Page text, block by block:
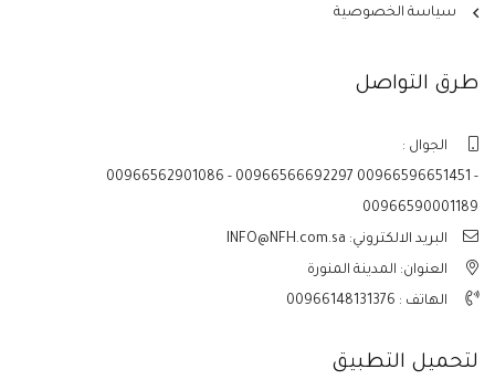
سياسة الخصوصية
طرق التواصل
الجوال :
00966562901086 - 00966566692297 00966596651451 -
00966590001189
البريد الالكتروني: INFO@NFH.com.sa
العنوان: المدينة المنورة
الهاتف : 00966148131376
لتحميل التطبيق